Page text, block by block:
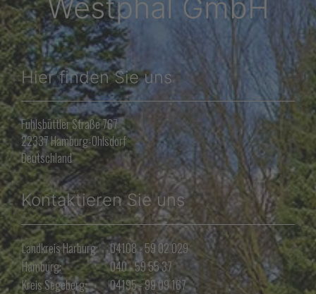
Westphal GmbH
Hier finden Sie uns
Fuhlsbüttler Straße 767
22337 Hamburg-Ohlsdorf
Deutschland
Kontaktieren Sie uns
Landkreis Harburg:
04108 - 59 02 029
Hamburg:
040 - 59 55 37
Kreis Segeberg:
04195 - 99 09 167